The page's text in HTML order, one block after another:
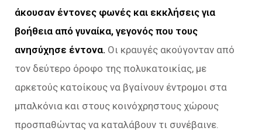
άκουσαν έντονες φωνές και εκκλήσεις για
βοήθεια από γυναίκα, γεγονός που τους
ανησύχησε έντονα. Οι κραυγές ακούγονταν από
τον δεύτερο όροφο της πολυκατοικίας, με
αρκετούς κατοίκους να βγαίνουν έντρομοι στα
μπαλκόνια και στους κοινόχρηστους χώρους
προσπαθώντας να καταλάβουν τι συνέβαινε.